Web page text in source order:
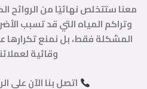
معنا ستتخلص نهائيًا من الروائح
وتراكم المياه التي قد تسبب
المشكلة فقط، بل نمنع تكرارها
وقائية
اتصل بنا الآن على